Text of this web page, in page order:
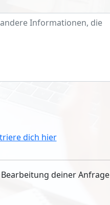
dich hier
deiner Anfrage